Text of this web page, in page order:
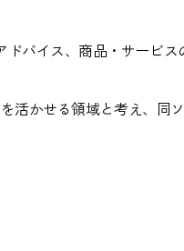
バイス、商品・サービス
活かせる領域と考え、同